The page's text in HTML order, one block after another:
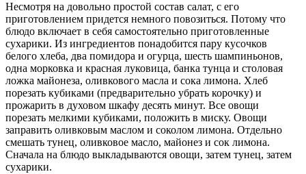
Несмотря на довольно простой состав салат, с его
приготовлением придется немного повозиться. Потому что
блюдо включает в себя самостоятельно приготовленные
сухарики. Из ингредиентов понадобится пару кусочков
белого хлеба, два помидора и огурца, шесть шампиньонов,
одна морковка и красная луковица, банка тунца и столовая
ложка майонеза, оливкового масла и сока лимона. Хлеб
порезать кубиками (предварительно убрать корочку) и
прожарить в духовом шкафу десять минут. Все овощи
порезать мелкими кубиками, положить в миску. Овощи
заправить оливковым маслом и соколом лимона. Отдельно
смешать тунец, оливковое масло, майонез и сок лимона.
Сначала на блюдо выкладываются овощи, затем тунец, затем
сухарики.